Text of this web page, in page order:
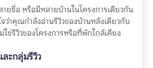
ยชื่อ หรือมีหลายบ้านในโครงการเดียวกัน
ว่าคุณกำลังอ่านรีวิวของบ้านหลังเดียวกับ
ใช่รีวิวของโครงการหรือที่พักใกล้เคียง
ละกลุ่มรีวิว